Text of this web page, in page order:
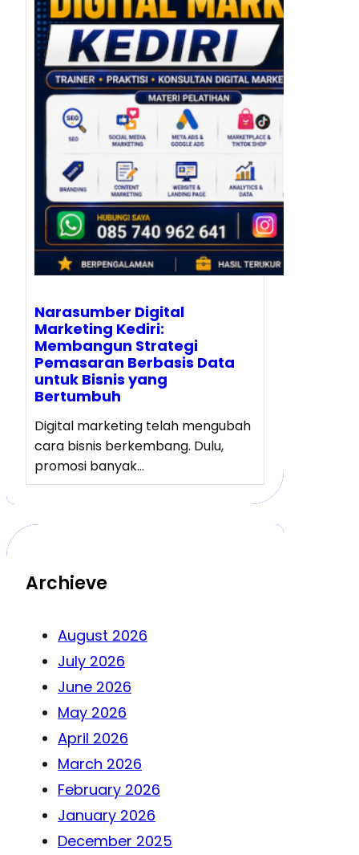
Narasumber Digital
Marketing Kediri:
Membangun Strategi
Pemasaran Berbasis Data
untuk Bisnis yang
Bertumbuh
Digital marketing telah mengubah
cara bisnis berkembang. Dulu,
promosi banyak…
Archieve
August 2026
July 2026
June 2026
May 2026
April 2026
March 2026
February 2026
January 2026
December 2025